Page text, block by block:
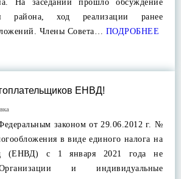
На заседании прошло обсуждение
района, ход реализации ранее
Члены Совета… ПОДРОБНЕЕ
ЕНВД!
законом от 29.06.2012 г. №
в виде единого налога на
(ЕНВД) с 1 января 2021 года не
и индивидуальные